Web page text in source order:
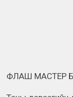
ФЛАШ МАСТЕР